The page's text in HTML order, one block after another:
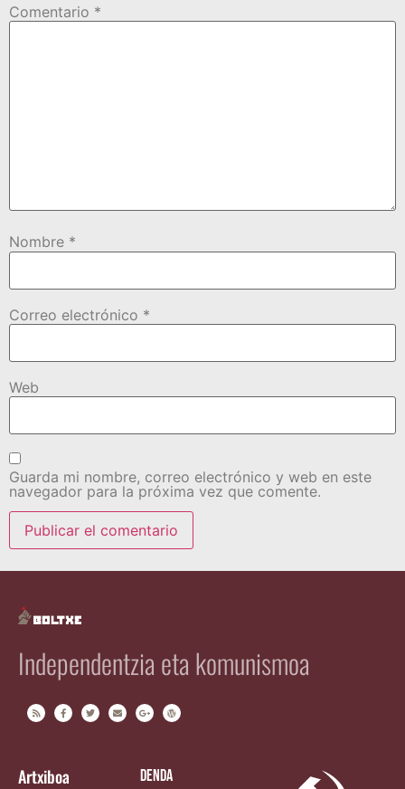
Comentario *
Nombre *
Correo electrónico *
Web
Guarda mi nombre, correo electrónico y web en este
navegador para la próxima vez que comente.
Independentzia eta komunismoa
Artxiboa Denda